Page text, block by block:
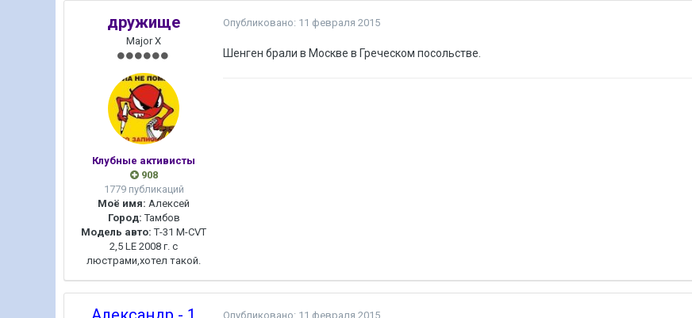
дружище
Major X
Клубные активисты
908
1779 публикаций
Моё имя: Алексей
Город: Тамбов
Модель авто: Т-31 M-CVT
2,5 LE 2008 г. с
люстрами,хотел такой.
Опубликовано: 11 февраля 2015
Шенген брали в Москве в Греческом посольстве.
Опубликовано: 11 февраля 2015